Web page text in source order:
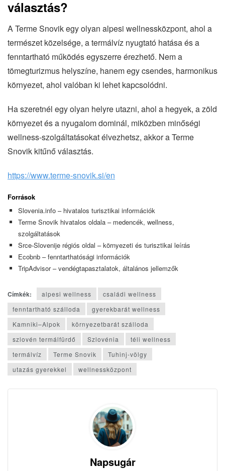
választás?
A Terme Snovik egy olyan alpesi wellnessközpont, ahol a
természet közelsége, a termálvíz nyugtató hatása és a
fenntartható működés egyszerre érezhető. Nem a
tömegturizmus helyszíne, hanem egy csendes, harmonikus
környezet, ahol valóban ki lehet kapcsolódni.
Ha szeretnél egy olyan helyre utazni, ahol a hegyek, a zöld
környezet és a nyugalom dominál, miközben minőségi
wellness-szolgáltatásokat élvezhetsz, akkor a Terme
Snovik kitűnő választás.
https://www.terme-snovik.si/en
Források
Slovenia.info – hivatalos turisztikai információk
Terme Snovik hivatalos oldala – medencék, wellness,
szolgáltatások
Srce-Slovenije régiós oldal – környezeti és turisztikai leírás
Ecobnb – fenntarthatósági információk
TripAdvisor – vendégtapasztalatok, általános jellemzők
Címkék: alpesi wellness
családi wellness
fenntartható szálloda
gyerekbarát wellness
Kamniki–Alpok
környezetbarát szálloda
szlovén termálfürdő
Szlovénia
téli wellness
termálvíz
Terme Snovik
Tuhinj-völgy
utazás gyerekkel
wellnessközpont
Napsugár